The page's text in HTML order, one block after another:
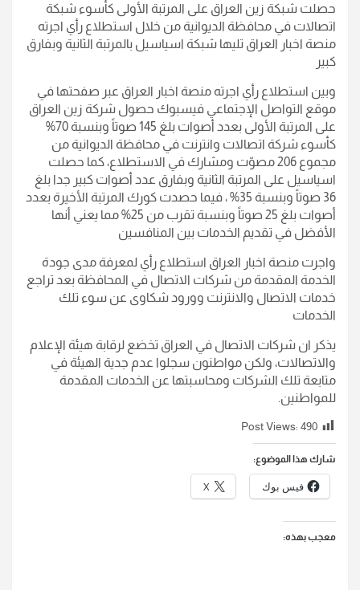
حصلت شبكة زين العراق على المرتبة الأولى كأسوء شبكة
اتصالات في محافظة الديوانية من خلال استطلاع رأي اجرته
منصة اخبار العراق تليها شبكة اسياسيل بالمرتبة الثانية وبفارق
كبير
وبين استطلاع رأي اجرته منصة اخبار العراق عبر صفحتها في
موقع التواصل الإجتماعي فيسبوك حصول شركة زين العراق
على المرتبة الأولى بعدد أصوات بلغ 145 صوتاً وبنسبة 70%
كأسوء شركة اتصالات وانترنت في محافظة الديوانية من
مجموع 206 مصوّت ومشارك في الاستطلاع، كما حصلت
اسياسيل على المرتبة الثانية وبفارق عدد أصوات كبير جدا بلغ
36 صوتاً وبنسبة 35% ، فيما حصدت كورك المرتبة الأخيرة بعدد
أصوات بلغ 25 صوتاً وبنسبة تقرب من 25% مما يعني أنها
الأفضل في تقديم الخدمات بين المنافسين
واجرت منصة اخبار العراق استطلاع رأي لمعرفة مدى جودة
الخدمة المقدمة من شركات الاتصال في المحافظة بعد تراجع
خدمات الاتصال والانترنت وورود شكاوى عن سوء تلك
الخدمات
يذكر ان شركات الاتصال في العراق تخضع لرقابة هيئة الإعلام
والاتصالات، ولكن مواطنون سجلوا عدم جدية الهيئة في
متابعة تلك الشركات ومحاسبتها عن الخدمات المقدمة
للمواطنين.
Post Views: 490
شارك هذا الموضوع:
فيس بوك X
معجب بهذه: